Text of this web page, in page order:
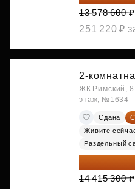
13 578 600 ₽
251 220 ₽
2-
ЖК Римский, 8
этаж, №1634
Сдана
Живите
Раздельный
11 388 087
14 415 300 ₽